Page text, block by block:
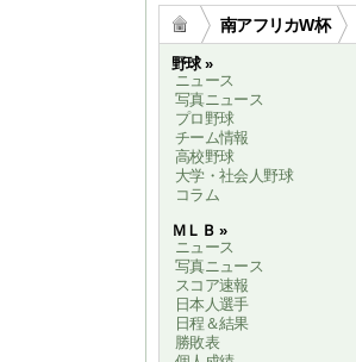
南アフリカW杯
野球 »
ニュース
写真ニュース
プロ野球
チーム情報
高校野球
大学・社会人野球
コラム
ＭＬＢ »
ニュース
写真ニュース
スコア速報
日本人選手
日程＆結果
勝敗表